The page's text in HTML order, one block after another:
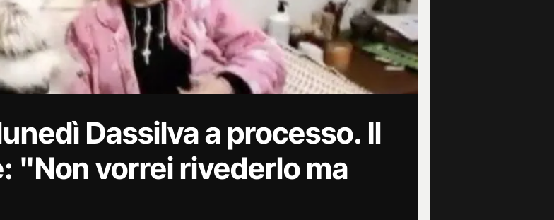
Dassilva a processo. Il
"Non vorrei rivederlo ma